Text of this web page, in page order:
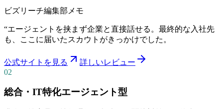
ビズリーチ編集部メモ
“エージェントを挟まず企業と直接話せる。最終的な入社先
も、ここに届いたスカウトがきっかけでした。
公式サイトを見る
詳しいレビュー
02
総合・IT特化エージェント型